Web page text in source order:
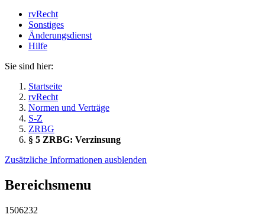
rvRecht
Sonstiges
Änderungsdienst
Hil­fe
Sie sind hier:
Startseite
rvRecht
Normen und Verträge
S-Z
ZRBG
§ 5 ZRBG: Verzinsung
Zusätzliche Informationen ausblenden
Bereichsmenu
1506232